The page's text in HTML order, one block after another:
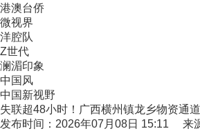
港澳台侨
微视界
洋腔队
Z世代
澜湄印象
中国风
中国新视野
失联超48小时！广西横州镇龙乡物资通
发布时间：2026年07月08日 15:11 来